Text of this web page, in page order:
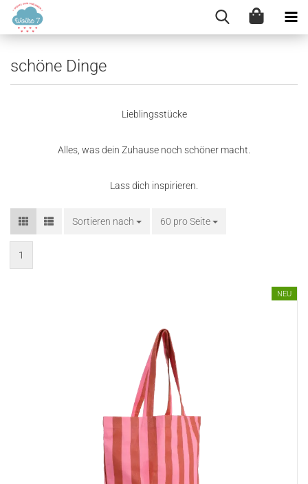
schöne Dinge
Lieblingsstücke
Alles, was dein Zuhause noch schöner macht.
Lass dich inspirieren.
Sortieren nach
Sortieren nach 60 pro Seite
pro Seite
1
NEU